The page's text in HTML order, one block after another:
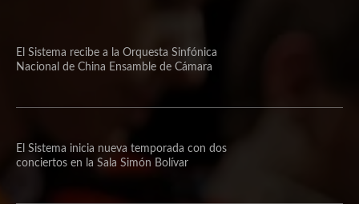
El Sistema recibe a la Orquesta Sinfónica
Nacional de China Ensamble de Cámara
El Sistema inicia nueva temporada con dos
conciertos en la Sala Simón Bolívar